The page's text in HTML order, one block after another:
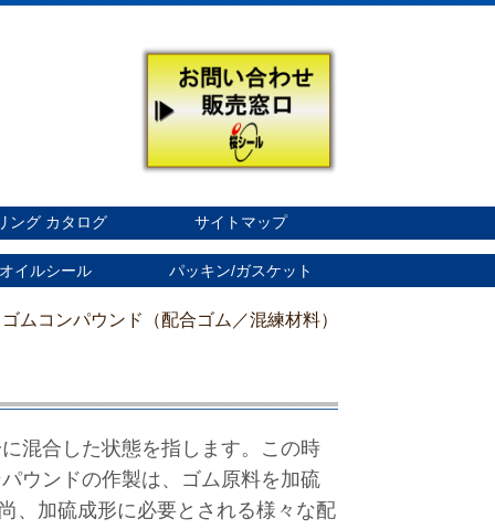
ング カタログ サイトマップ
オイルシール パッキン/ガスケット
ムコンパウンド（配合ゴム／混練材料）
混合した状態を指します。この時
ウンドの作製は、ゴム原料を加硫
、加硫成形に必要とされる様々な配